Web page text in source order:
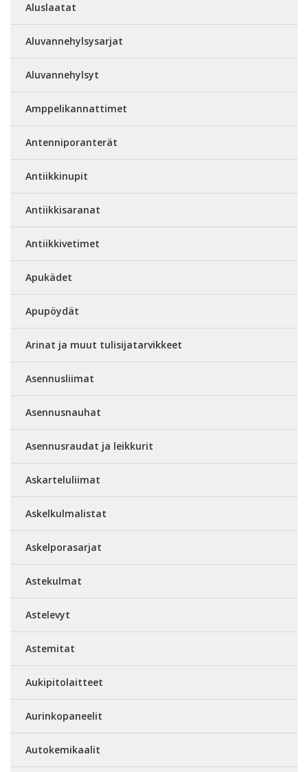
Aluslaatat
Aluvannehylsysarjat
Aluvannehylsyt
Amppelikannattimet
Antenniporanterät
Antiikkinupit
Antiikkisaranat
Antiikkivetimet
Apukädet
Apupöydät
Arinat ja muut tulisijatarvikkeet
Asennusliimat
Asennusnauhat
Asennusraudat ja leikkurit
Askarteluliimat
Askelkulmalistat
Askelporasarjat
Astekulmat
Astelevyt
Astemitat
Aukipitolaitteet
Aurinkopaneelit
Autokemikaalit